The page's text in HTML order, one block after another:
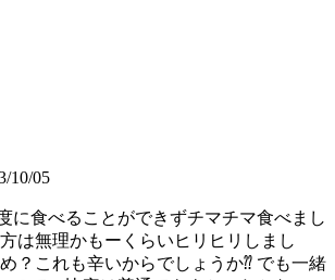
10/05
に食べることができずチマチマ食べまし
は無理かもーくらいヒリヒリしまし
？これも辛いからでしょうか⁇ でも一緒